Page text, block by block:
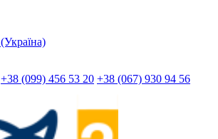
+38 (099) 456 53 20 +38 (067) 930 94 56